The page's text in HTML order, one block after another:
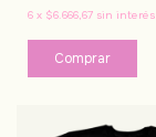
6 x $6.666,67 sin interés
Comprar